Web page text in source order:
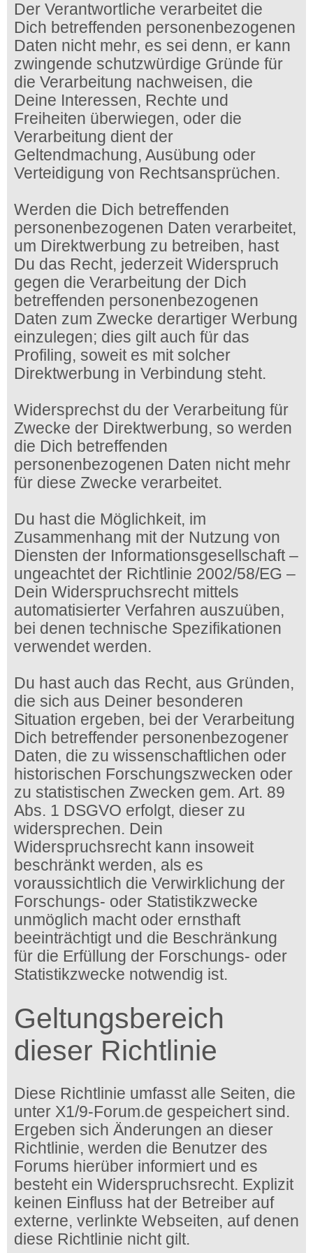
Der Verantwortliche verarbeitet die
Dich betreffenden personenbezogenen
Daten nicht mehr, es sei denn, er kann
zwingende schutzwürdige Gründe für
die Verarbeitung nachweisen, die
Deine Interessen, Rechte und
Freiheiten überwiegen, oder die
Verarbeitung dient der
Geltendmachung, Ausübung oder
Verteidigung von Rechtsansprüchen.
Werden die Dich betreffenden
personenbezogenen Daten verarbeitet,
um Direktwerbung zu betreiben, hast
Du das Recht, jederzeit Widerspruch
gegen die Verarbeitung der Dich
betreffenden personenbezogenen
Daten zum Zwecke derartiger Werbung
einzulegen; dies gilt auch für das
Profiling, soweit es mit solcher
Direktwerbung in Verbindung steht.
Widersprechst du der Verarbeitung für
Zwecke der Direktwerbung, so werden
die Dich betreffenden
personenbezogenen Daten nicht mehr
für diese Zwecke verarbeitet.
Du hast die Möglichkeit, im
Zusammenhang mit der Nutzung von
Diensten der Informationsgesellschaft –
ungeachtet der Richtlinie 2002/58/EG –
Dein Widerspruchsrecht mittels
automatisierter Verfahren auszuüben,
bei denen technische Spezifikationen
verwendet werden.
Du hast auch das Recht, aus Gründen,
die sich aus Deiner besonderen
Situation ergeben, bei der Verarbeitung
Dich betreffender personenbezogener
Daten, die zu wissenschaftlichen oder
historischen Forschungszwecken oder
zu statistischen Zwecken gem. Art. 89
Abs. 1 DSGVO erfolgt, dieser zu
widersprechen. Dein
Widerspruchsrecht kann insoweit
beschränkt werden, als es
voraussichtlich die Verwirklichung der
Forschungs- oder Statistikzwecke
unmöglich macht oder ernsthaft
beeinträchtigt und die Beschränkung
für die Erfüllung der Forschungs- oder
Statistikzwecke notwendig ist.
Geltungsbereich
dieser Richtlinie
Diese Richtlinie umfasst alle Seiten, die
unter X1/9-Forum.de gespeichert sind.
Ergeben sich Änderungen an dieser
Richtlinie, werden die Benutzer des
Forums hierüber informiert und es
besteht ein Widerspruchsrecht. Explizit
keinen Einfluss hat der Betreiber auf
externe, verlinkte Webseiten, auf denen
diese Richtlinie nicht gilt.